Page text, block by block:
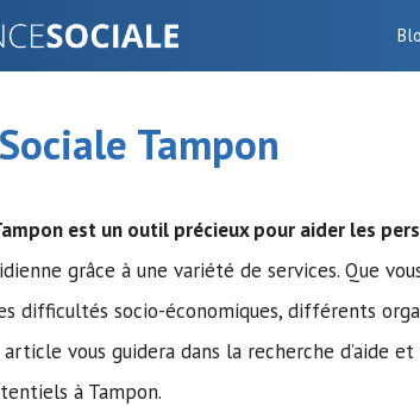
Tampon
est un outil précieux pour aider les
grâce à une variété de services. Que
difficultés socio-économiques, différents
vous guidera dans la recherche d’aide
à Tampon.